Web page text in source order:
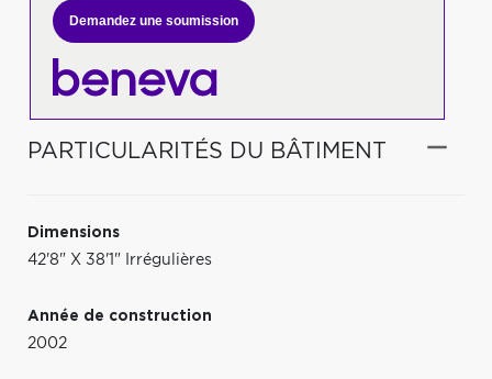
Demandez une soumission
PARTICULARITÉS DU BÂTIMENT
Dimensions
42'8" X 38'1" Irrégulières
Année de construction
2002